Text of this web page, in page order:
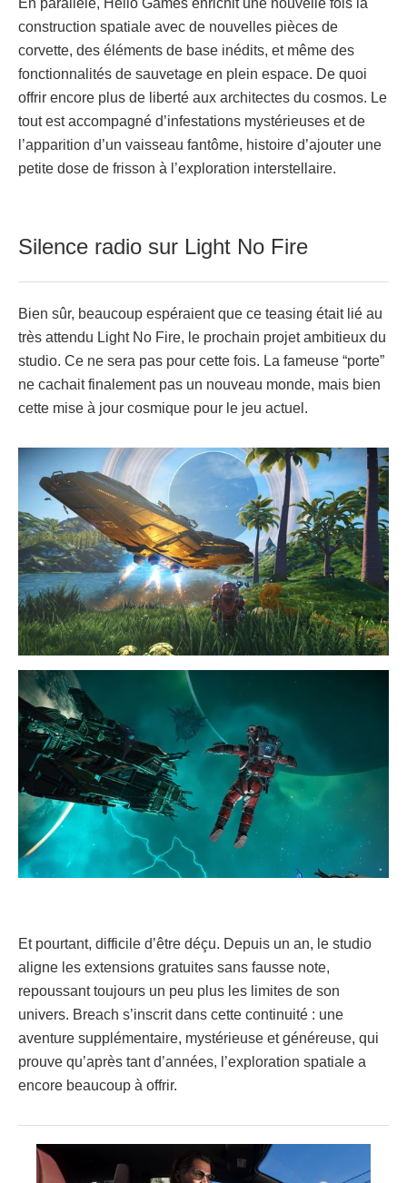
En parallèle, Hello Games enrichit une nouvelle fois la
construction spatiale avec de nouvelles pièces de
corvette, des éléments de base inédits, et même des
fonctionnalités de sauvetage en plein espace. De quoi
offrir encore plus de liberté aux architectes du cosmos. Le
tout est accompagné d’infestations mystérieuses et de
l’apparition d’un vaisseau fantôme, histoire d’ajouter une
petite dose de frisson à l’exploration interstellaire.
Silence radio sur Light No Fire
Bien sûr, beaucoup espéraient que ce teasing était lié au
très attendu Light No Fire, le prochain projet ambitieux du
studio. Ce ne sera pas pour cette fois. La fameuse “porte”
ne cachait finalement pas un nouveau monde, mais bien
cette mise à jour cosmique pour le jeu actuel.
Et pourtant, difficile d’être déçu. Depuis un an, le studio
aligne les extensions gratuites sans fausse note,
repoussant toujours un peu plus les limites de son
univers. Breach s’inscrit dans cette continuité : une
aventure supplémentaire, mystérieuse et généreuse, qui
prouve qu’après tant d’années, l’exploration spatiale a
encore beaucoup à offrir.